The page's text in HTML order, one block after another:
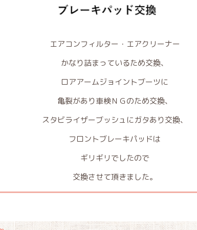
エアコンフィルター・エアクリーナー
かなり詰まっているため交換、
ロアアームジョイントブーツに
亀裂があり車検ＮＧのため交換、
スタビライザーブッシュにガタあり交換、
フロントブレーキパッドは
ギリギリでしたので
交換させて頂きました。